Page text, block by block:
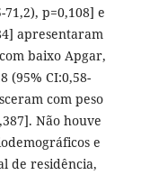
p=0,108] e
apresentaram
baixo Apgar,
(95% CI:0,58-
com peso
Não houve
e
de residência,